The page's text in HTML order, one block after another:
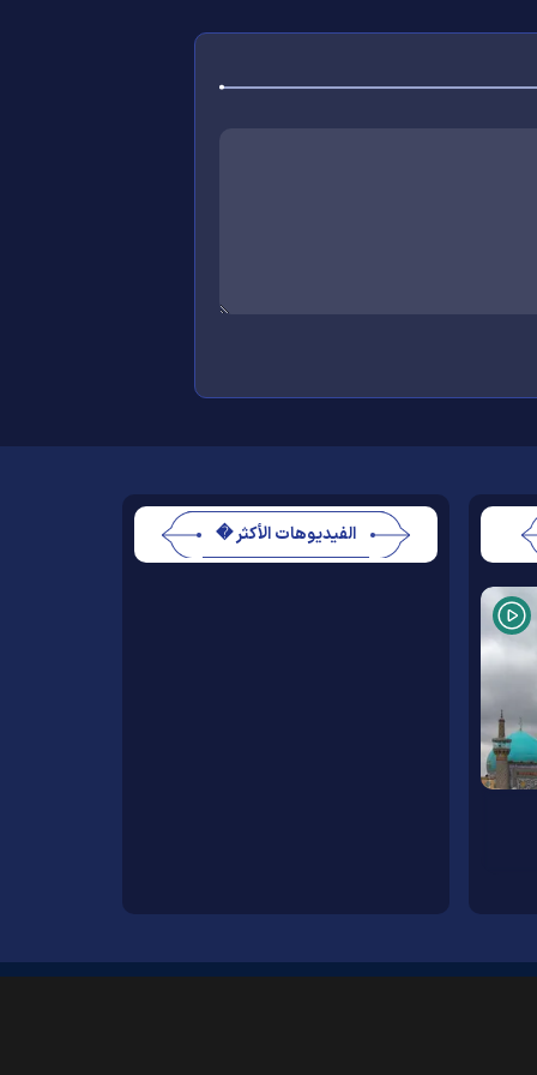
الفيديوهات الأكثر �